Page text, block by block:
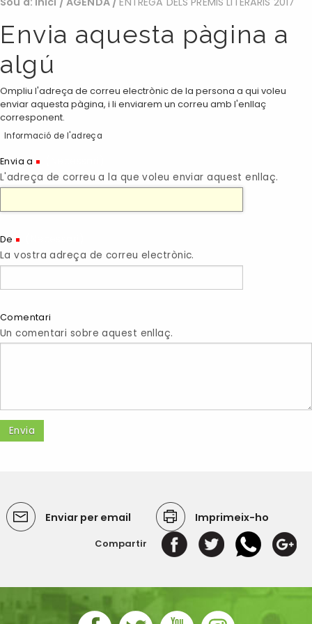
Envia aquesta pàgina a
algú
Ompliu l'adreça de correu electrònic de la persona a qui voleu
enviar aquesta pàgina, i li enviarem un correu amb l'enllaç
corresponent.
Informació de l'adreça
Envia a
L'adreça de correu a la que voleu enviar aquest enllaç.
De
La vostra adreça de correu electrònic.
Comentari
Un comentari sobre aquest enllaç.
Enviar per email Imprimeix-ho
Compartir